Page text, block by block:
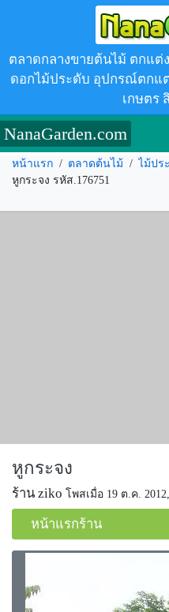
ตลาดกลางขายต้นไม้ ตกแต่
ดอกไม้ประดับ อุปกรณ์ตกแ
เกษตร
NanaGarden.com
หน้าแรก / ตลาดต้นไม้ / ไม้ปร
หูกระจง รหัส.176751
หูกระจง
ร้าน ziko โพสเมื่อ 19 ต.ค.
หน้าแรกร้าน